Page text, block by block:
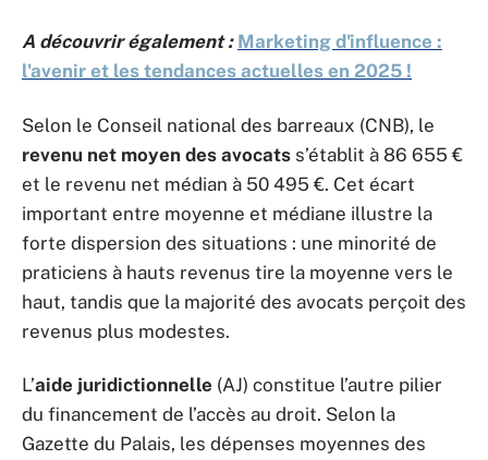
A découvrir également : Marketing d'influence :
l'avenir et les tendances actuelles en 2025 !
Selon le Conseil national des barreaux (CNB), le
revenu net moyen des avocats s’établit à 86 655 €
et le revenu net médian à 50 495 €. Cet écart
important entre moyenne et médiane illustre la
forte dispersion des situations : une minorité de
praticiens à hauts revenus tire la moyenne vers le
haut, tandis que la majorité des avocats perçoit des
revenus plus modestes.
L’aide juridictionnelle (AJ) constitue l’autre pilier
du financement de l’accès au droit. Selon la
Gazette du Palais, les dépenses moyennes des